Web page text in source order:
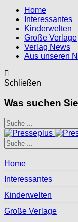
Home
Interessantes
Kinderwelten
Große Verlage
Verlag News
Aus unseren
Schließen
Was suchen
Home
Interessantes
Kinderwelten
Große Verlage